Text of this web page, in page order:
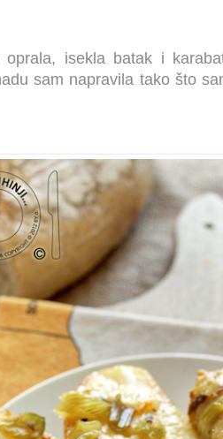
oprala, isekla batak i
sam napravila tako što